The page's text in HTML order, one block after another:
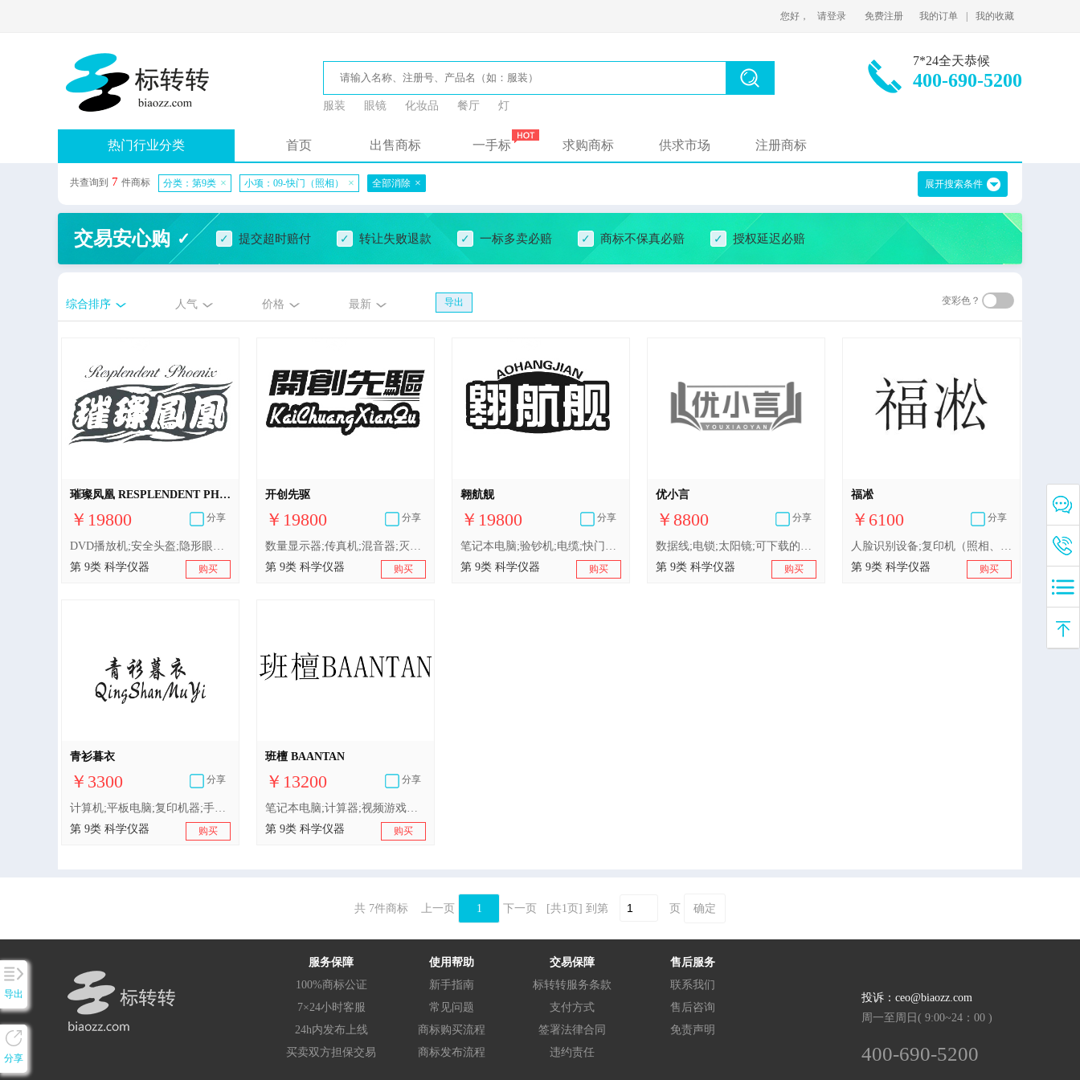
您好， 请登录 免费注册 我的订单 我的收藏
服装 眼镜 化妆品 餐厅 灯
7*24全天恭候
400-690-5200
热门行业分类 首页 出售商标 一手标 求购商标 供求市场 注册商标
共查询到 7 件商标 分类：第9类 × 小项：09-快门（照相） × 全部消除 × 展开搜索条件
导出
分享
交易安心购 提交超时赔付 转让失败退款 一标多卖必赔 商标不保真必赔 授权延迟必赔
综合排序 人气 价格 最新 导出 变彩色？
璀璨凤凰 RESPLENDENT PHOENIX
￥19800 分享
DVD播放机;安全头盔;隐形眼镜;绘图机;航行用信号装置;移动电话;快门（照相）;电池充电器;计算机游戏软件;电子防盗装置
第 9类 科学仪器
购买
开创先驱
￥19800 分享
数量显示器;传真机;混音器;灭火器;电子防盗装置;航行用信号装置;移动电话;快门（照相机）;电池;具有人工智能的人形机器人
第 9类 科学仪器
购买
翱航舰
￥19800 分享
笔记本电脑;验钞机;电缆;快门（照相）;安全头盔;电池充电器;行车记录仪;绘图机;灭火器;电子防盗装置
第 9类 科学仪器
购买
优小言
￥8800 分享
数据线;电锁;太阳镜;可下载的手机应用软件;电动汽车用充电桩;学习机;视频显示屏;辅助人类和供人娱乐用具有交流和学习功能的类人机器人;蓝牙耳机;快门（照相）
第 9类 科学仪器
购买
福凇
￥6100 分享
人脸识别设备;复印机（照相、静电、热）;自动计量器;快门（照相）;半导体;芯片（集成电路）
第 9类 科学仪器
购买
青衫暮衣
￥3300 分享
计算机;平板电脑;复印机器;手机;摄像机;快门（照相机）;集成电路;报警器;眼镜;手机电池充电器
第 9类 科学仪器
购买
班檀 BAANTAN
￥13200 分享
笔记本电脑;计算器;视频游戏卡;自动售票机;复印机（照相、静电、热）;规尺（量具）;手机屏幕专用保护膜;耳机;快门（照相）;生物指纹门锁
第 9类 科学仪器
购买
共 7件商标 上一页 1 下一页 [共1页] 到第 页 确定
服务保障
100%商标公证
7×24小时客服
24h内发布上线
买卖双方担保交易
使用帮助
新手指南
常见问题
商标购买流程
商标发布流程
交易保障
标转转服务条款
支付方式
签署法律合同
违约责任
售后服务
联系我们
售后咨询
免责声明
投诉：ceo@biaozz.com
周一至周日( 9:00~24：00 )
400-690-5200